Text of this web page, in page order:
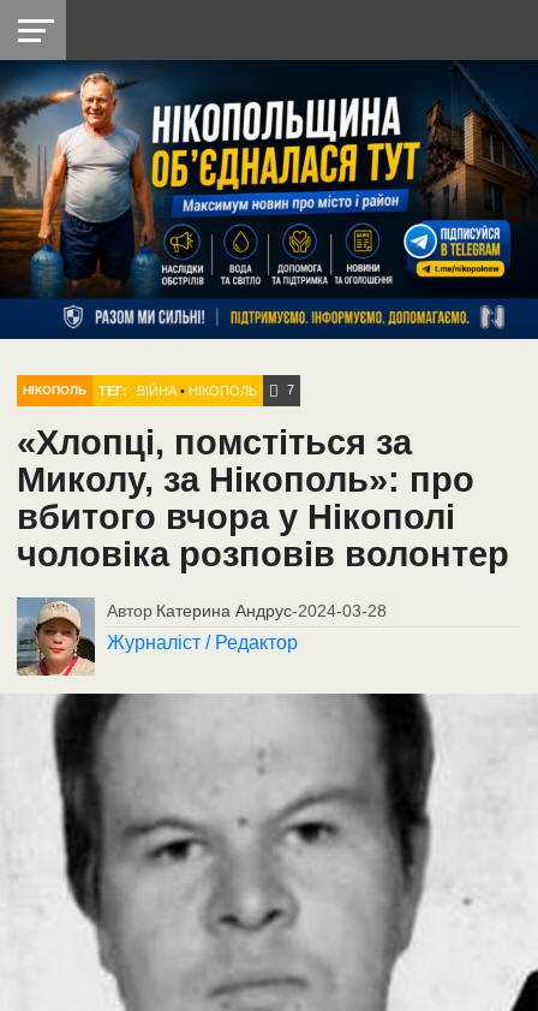
НІКОПОЛЬ
РАЙОН
СІЧЕСЛАВСЬКА
УКРАЇНА
РЕТРО
НІКОПОЛЬ
ЛАЙТ
УКРАЇНА
ДОПОМОГА
РАДІО
НІКОПОЛЬ ТЕГ: ВІЙНА •НІКОПОЛЬ 7
«Хлопці, помстіться за
Миколу, за Нікополь»: про
вбитого вчора у Нікополі
чоловіка розповів волонтер
Автор Катерина Андрус-2024-03-28
Журналіст / Редактор